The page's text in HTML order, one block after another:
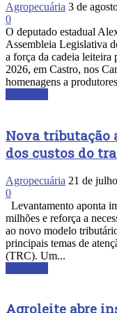
Agropecuária 3 de
0
O deputado estadual
Assembleia Legislativa
a força da cadeia leiteira
2026, em Castro, nos
homenagens a
Nova tributação
dos custos do
Agropecuária 21 de
0
Levantamento aponta
milhões e reforça a
ao novo modelo
principais temas de
(TRC). Um...
Agroleite abre